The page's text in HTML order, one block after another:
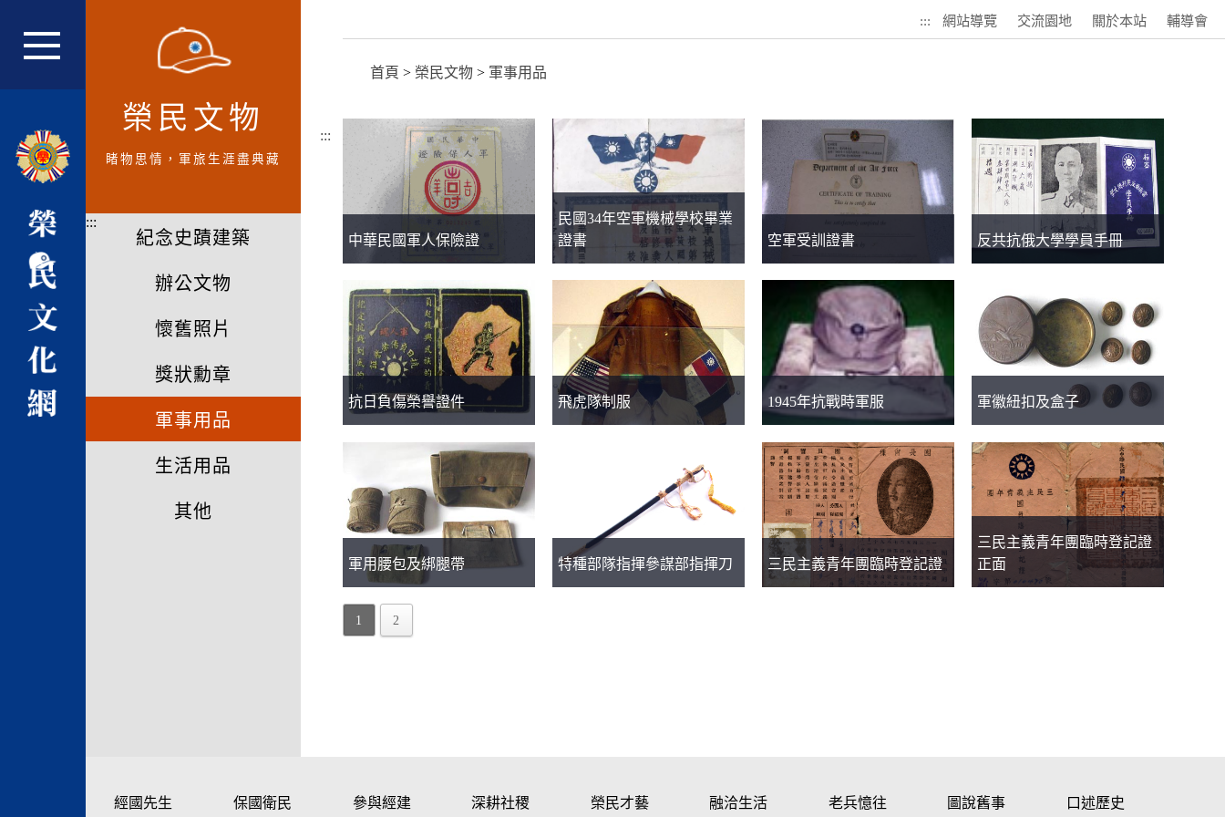
榮民文物
睹物思情，軍旅生涯盡典藏
:::
紀念史蹟建築
辦公文物
懷舊照片
獎狀勳章
軍事用品
生活用品
其他
::: 網站導覽 交流園地 關於本站 輔導會
首頁 > 榮民文物> 軍事用品
:::
中華民國軍人保險證
民國34年空軍機械學校畢業
證書
空軍受訓證書 反共抗俄大學學員手冊
抗日負傷榮譽證件 飛虎隊制服 1945年抗戰時軍服 軍徽紐扣及盒子
軍用腰包及綁腿帶 特種部隊指揮參謀部指揮刀 三民主義青年團臨時登記證
三民主義青年團臨時登記證
正面
1 2
經國先生 保國衛民 參與經建 深耕社稷 榮民才藝 融洽生活 老兵憶往 圖說舊事 口述歷史